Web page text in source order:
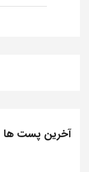
آخرین پست ها